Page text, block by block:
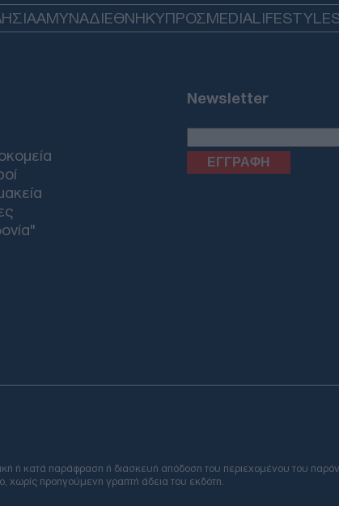
ΑΜΥΝΑΔΙΕΘΝΗΚΥΠΡΟΣMEDIALIFESTYLE
Newsletter
ή κατά παράφραση ή διασκευή απόδοση του περιεχομένου του
χωρίς προηγούμενη γραπτή άδεια του εκδότη.